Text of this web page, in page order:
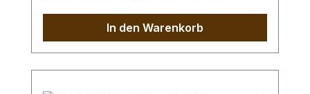
einen Handgriff / Schlagstempel. Bitte
benutzen Sie zum Schlagen unbedingt
einen geeigneten Hammer, um eine
In den Warenkorb